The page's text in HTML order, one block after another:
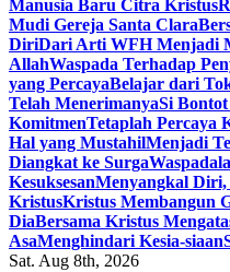
Manusia Baru Citra Kristus
Mudi Gereja Santa Clara
DiriDari Arti WFH Menjadi
AllahWaspada Terhadap
yang PercayaBelajar dari
Telah MenerimanyaSi
KomitmenTetaplah Percaya
Hal yang MustahilMenjadi
Diangkat ke Surga
KesuksesanMenyangkal
KristusKristus Membangun
DiaBersama Kristus
AsaMenghindari Kesia-siaan
Sat. Aug 8th, 2026